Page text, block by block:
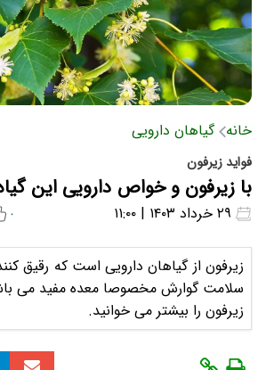
خانه گیاهان دارویی
فواید زیرفون
با زیرفون و خواص دارویی این
۰
زیرفون از گیاهان دارویی است که رقیق
سلامت گوارش مخصوصا معده مفید می
زیرفون را بیشتر می خوانید.